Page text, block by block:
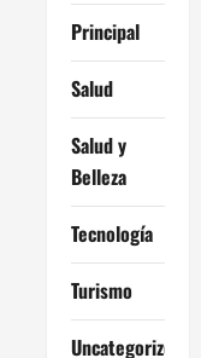
Principal
Salud
Salud y
Belleza
Tecnología
Turismo
Uncategorized